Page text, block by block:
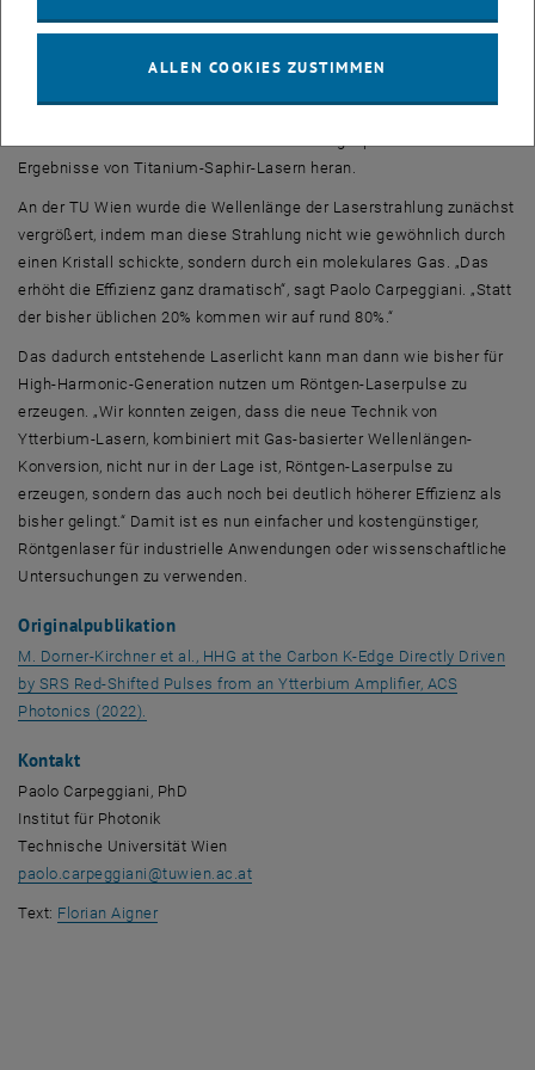
generieren. Das Team an der TU Wien entwickelte nun aber eine
Ergebnisse von Titanium-Saphir-Lasern heran.
An der TU Wien wurde die Wellenlänge der Laserstrahlung zunächst
vergrößert, indem man diese Strahlung nicht wie gewöhnlich durch
einen Kristall schickte, sondern durch ein molekulares Gas. „Das
erhöht die Effizienz ganz dramatisch“, sagt Paolo Carpeggiani. „Statt
der bisher üblichen 20% kommen wir auf rund 80%.“
Das dadurch entstehende Laserlicht kann man dann wie bisher für
High-Harmonic-Generation nutzen um Röntgen-Laserpulse zu
erzeugen. „Wir konnten zeigen, dass die neue Technik von
Ytterbium-Lasern, kombiniert mit Gas-basierter Wellenlängen-
Konversion, nicht nur in der Lage ist, Röntgen-Laserpulse zu
erzeugen, sondern das auch noch bei deutlich höherer Effizienz als
bisher gelingt.“ Damit ist es nun einfacher und kostengünstiger,
Röntgenlaser für industrielle Anwendungen oder wissenschaftliche
Untersuchungen zu verwenden.
Originalpublikation
M. Dorner-Kirchner et al., HHG at the Carbon K-Edge Directly Driven
by SRS Red-Shifted Pulses from an Ytterbium Amplifier, ACS
Photonics (2022).
Kontakt
Paolo Carpeggiani, PhD
Institut für Photonik
Technische Universität Wien
paolo.carpeggiani @tuwien.ac.at
Text: Florian Aigner
ALLEN COOKIES ZUSTIMMEN